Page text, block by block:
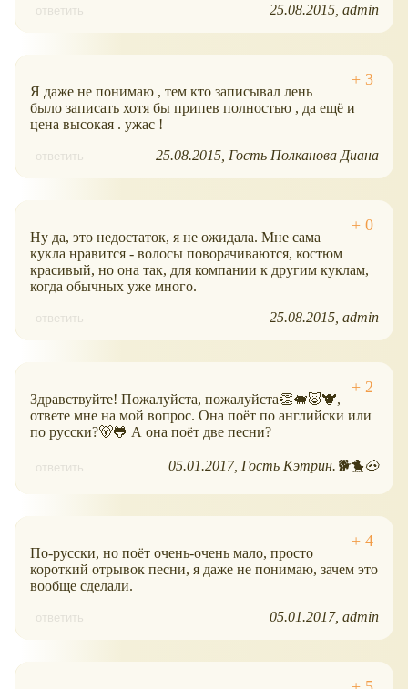
ответить 25.08.2015 admin
Я даже не понимаю , тем кто записывал лень
было записать хотя бы припев полностью , да ещё и
цена высокая . ужас !
ответить 25.08.2015 Гость Полканова Диана
Ну да, это недостаток, я не ожидала. Мне сама
кукла нравится - волосы поворачиваются, костюм
красивый, но она так, для компании к другим куклам,
когда обычных уже много.
ответить 25.08.2015 admin
Здравствуйте! Пожалуйста, пожалуйста👏🐖🐷🐮,
ответе мне на мой вопрос. Она поёт по английски или
по русски?🐻🐸 А она поёт две песни?
ответить 05.01.2017 Гость Кэтрин.🐕🐤🐽
По-русски, но поёт очень-очень мало, просто
короткий отрывок песни, я даже не понимаю, зачем это
вообще сделали.
ответить 05.01.2017 admin